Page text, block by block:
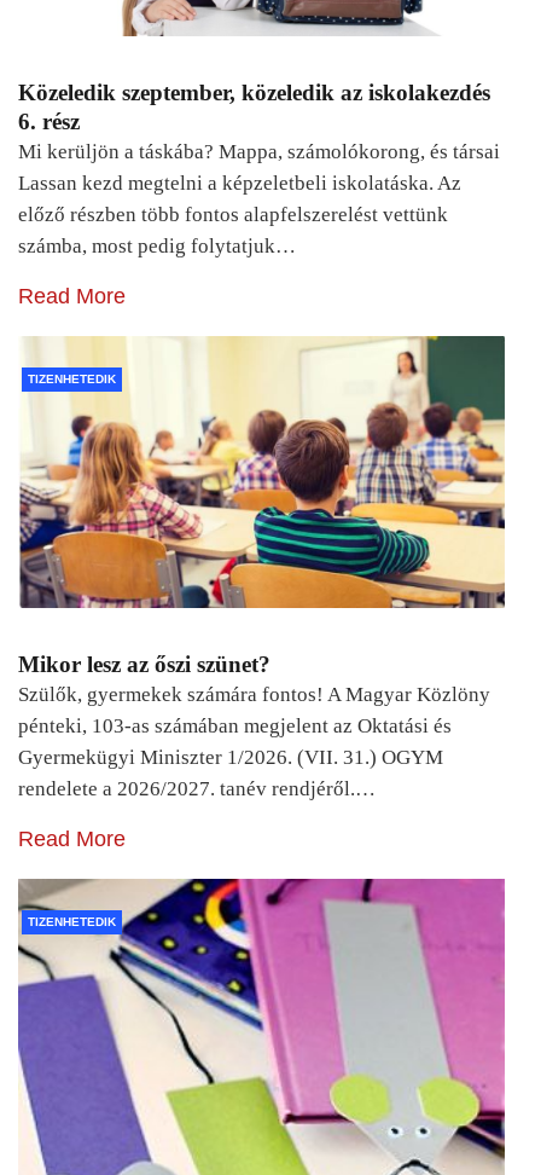
Közeledik szeptember, közeledik az iskolakezdés
6. rész
Mi kerüljön a táskába? Mappa, számolókorong, és társai
Lassan kezd megtelni a képzeletbeli iskolatáska. Az
előző részben több fontos alapfelszerelést vettünk
számba, most pedig folytatjuk…
Read More
TIZENHETEDIK
Mikor lesz az őszi szünet?
Szülők, gyermekek számára fontos! A Magyar Közlöny
pénteki, 103-as számában megjelent az Oktatási és
Gyermekügyi Miniszter 1/2026. (VII. 31.) OGYM
rendelete a 2026/2027. tanév rendjéről.…
Read More
TIZENHETEDIK